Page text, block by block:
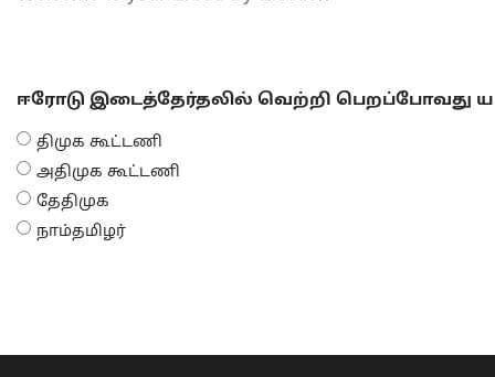
ஈரோடு இடைத்தேர்தலில் வெற்றி பெறப்போவது
திமுக கூட்டணி
அதிமுக கூட்டணி
தேதிமுக
நாம்தமிழர்